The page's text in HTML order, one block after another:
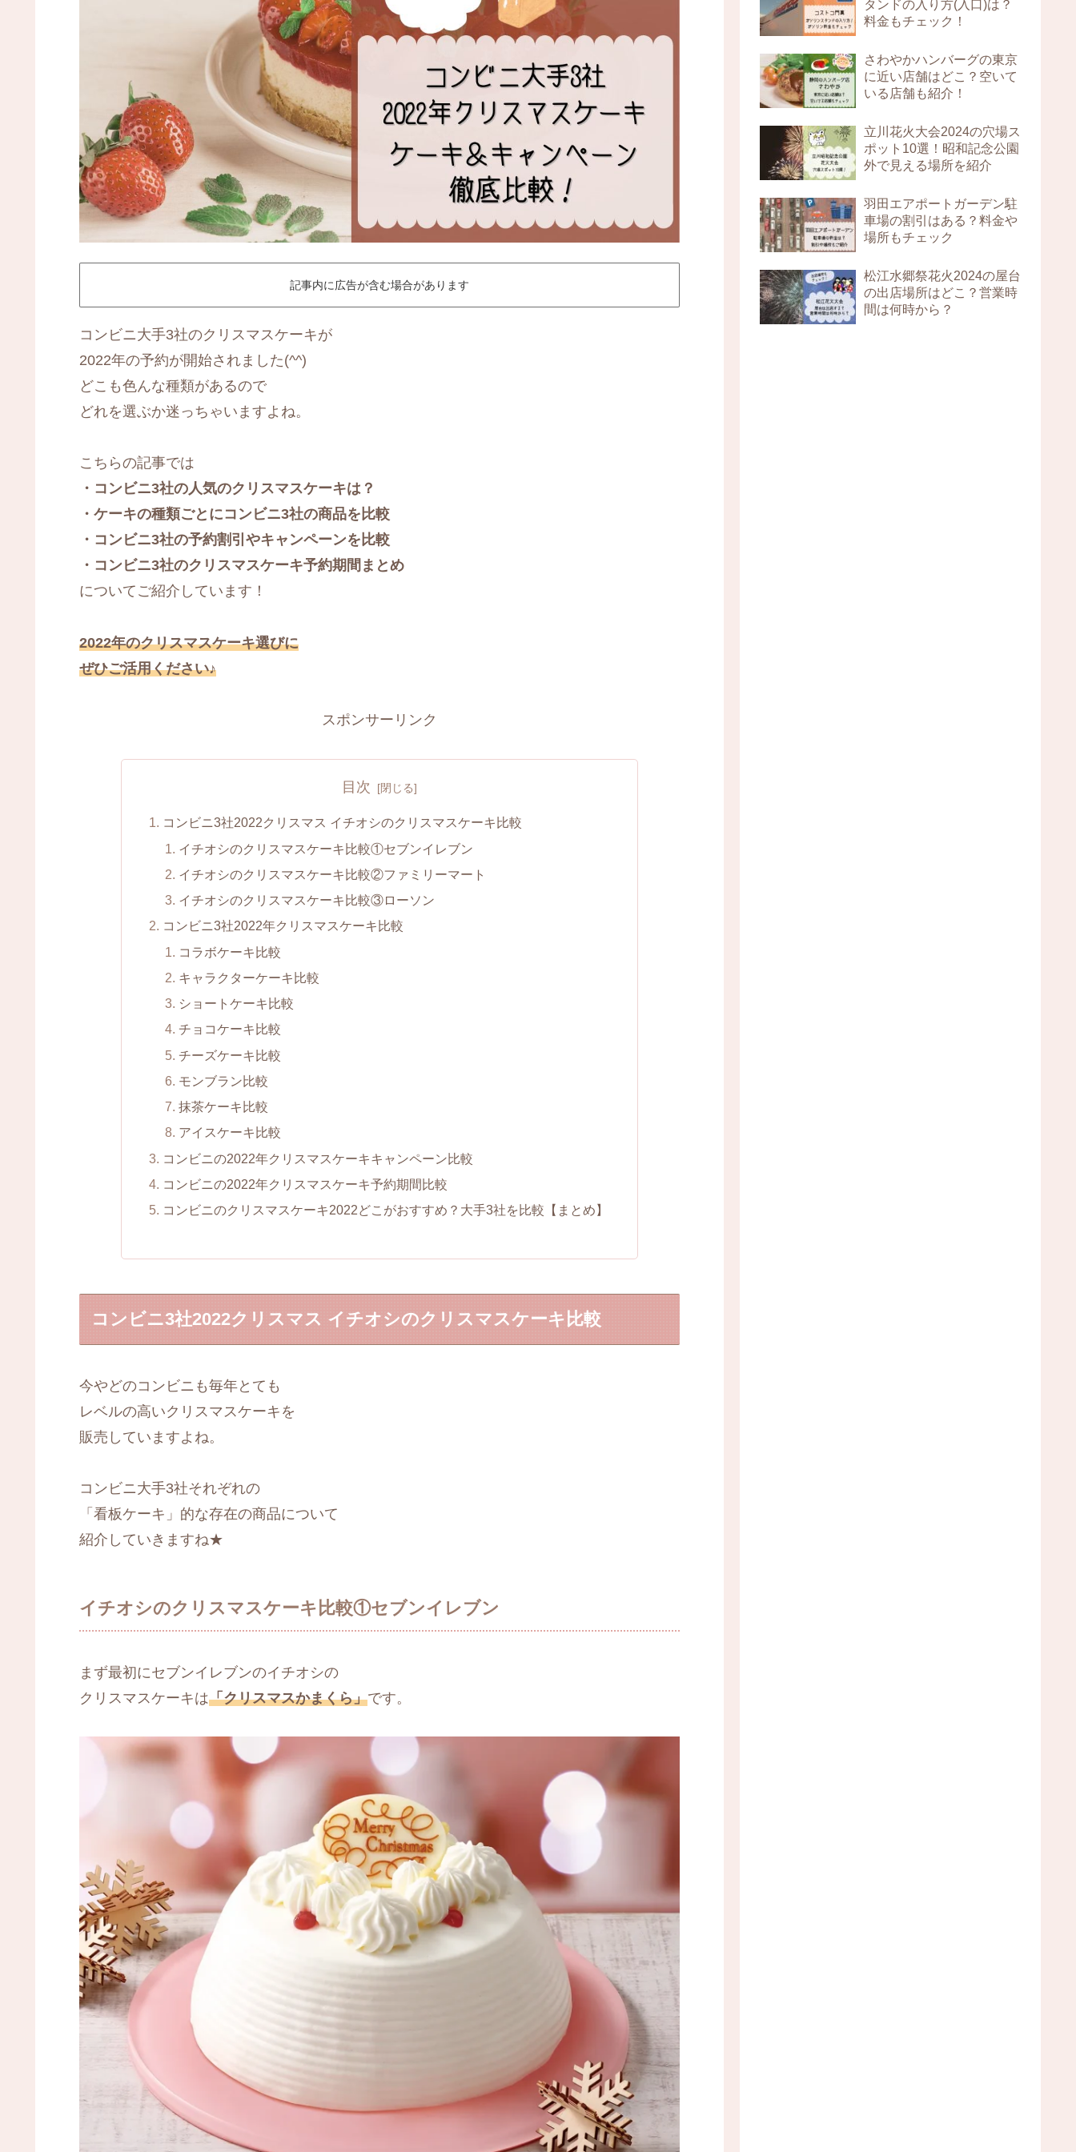
記事内に広告が含む場合があります
コンビニ大手3社のクリスマスケーキが
2022年の予約が開始されました(^^)
どこも色んな種類があるので
どれを選ぶか迷っちゃいますよね。
こちらの記事では
・コンビニ3社の人気のクリスマスケーキは？
・ケーキの種類ごとにコンビニ3社の商品を比較
・コンビニ3社の予約割引やキャンペーンを比較
・コンビニ3社のクリスマスケーキ予約期間まとめ
についてご紹介しています！
2022年のクリスマスケーキ選びに
ぜひご活用ください♪
スポンサーリンク
目次
コンビニ3社2022クリスマス イチオシのクリスマスケーキ比較
イチオシのクリスマスケーキ比較①セブンイレブン
イチオシのクリスマスケーキ比較②ファミリーマート
イチオシのクリスマスケーキ比較③ローソン
コンビニ3社2022年クリスマスケーキ比較
コラボケーキ比較
キャラクターケーキ比較
ショートケーキ比較
チョコケーキ比較
チーズケーキ比較
モンブラン比較
抹茶ケーキ比較
アイスケーキ比較
コンビニの2022年クリスマスケーキキャンペーン比較
コンビニの2022年クリスマスケーキ予約期間比較
コンビニのクリスマスケーキ2022どこがおすすめ？大手3社を比較【まとめ】
コンビニ3社2022クリスマス イチオシのクリスマスケーキ比較
今やどのコンビニも毎年とても
レベルの高いクリスマスケーキを
販売していますよね。
コンビニ大手3社それぞれの
「看板ケーキ」的な存在の商品について
紹介していきますね★
イチオシのクリスマスケーキ比較①セブンイレブン
まず最初にセブンイレブンのイチオシの
クリスマスケーキは「クリスマスかまくら」です。
タンドの入り方(入口)は？
料金もチェック！
さわやかハンバーグの東京
に近い店舗はどこ？空いて
いる店舗も紹介！
立川花火大会2024の穴場ス
ポット10選！昭和記念公園
外で見える場所を紹介
羽田エアポートガーデン駐
車場の割引はある？料金や
場所もチェック
松江水郷祭花火2024の屋台
の出店場所はどこ？営業時
間は何時から？